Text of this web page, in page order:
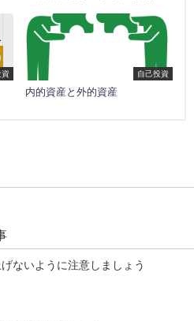
資 自己投資
内的資産と外的資産
ないように注意しましょう